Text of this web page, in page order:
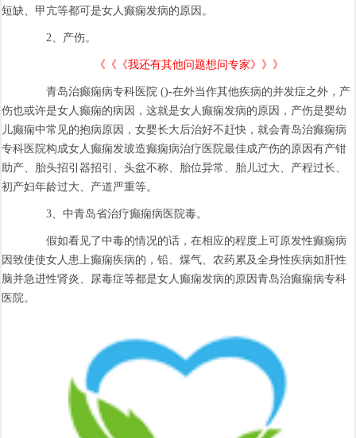
短缺、甲亢等都可是女人癫痫发病的原因。
2、产伤。
《《《我还有其他问题想问专家》》》
青岛治癫痫病专科医院 ()-在外当作其他疾病的并发症之外，产
伤也或许是女人癫痫的病因，这就是女人癫痫发病的原因，产伤是婴幼
儿癫痫中常见的抱病原因，女婴长大后治好不赶快，就会青岛治癫痫病
专科医院构成女人癫痫发玻造癫痫病治疗医院最佳成产伤的原因有产钳
助产、胎头招引器招引、头盆不称、胎位异常、胎儿过大、产程过长、
初产妇年龄过大、产道严重等。
3、中青岛省治疗癫痫病医院毒。
假如看见了中毒的情况的话，在相应的程度上可原发性癫痫病
因致使使女人患上癫痫疾病的，铅、煤气、农药累及全身性疾病如肝性
脑并急进性肾炎、尿毒症等都是女人癫痫发病的原因青岛治癫痫病专科
医院。